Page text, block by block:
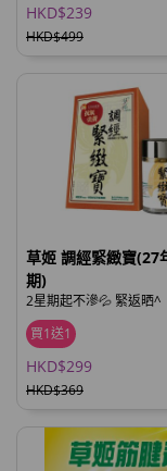
HKD$239
HKD$499
草姬 調經緊緻寶(27
期)
2星期起不滲💦 緊返晒^
買1送1
HKD$299
HKD$369